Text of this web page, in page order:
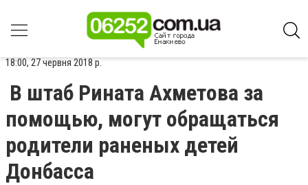
18:00, 27 червня 2018 р.
В штаб Рината Ахметова за
помощью, могут обращаться
родители раненых детей
Донбасса